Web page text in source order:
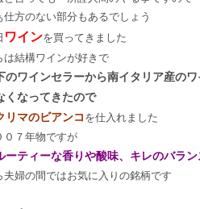
仕方のない部分もあるでしょう
ワインを買ってきました
は結構ワインが好きで
のワインセラーから南イタリア産の
くなってきたので
リマのビアンコを仕入れました
０７年物ですが
ーティーな香りや酸味、キレのバラ
夫婦の間ではお気に入りの銘柄です